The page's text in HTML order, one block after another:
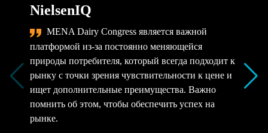
NielsenIQ
MENA Dairy Congress является важной
платформой из-за постоянно меняющейся
природы потребителя, который всегда подходит к
рынку с точки зрения чувствительности к цене и
ищет дополнительные преимущества. Важно
помнить об этом, чтобы обеспечить успех на
рынке.